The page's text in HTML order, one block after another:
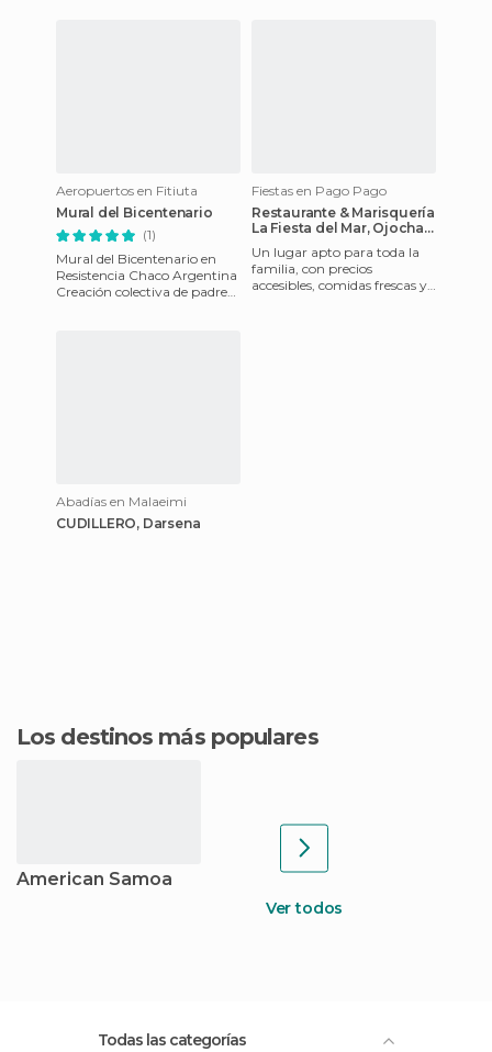
Aeropuertos en Fitiuta
Mural del Bicentenario
(1)
Mural del Bicentenario en
Resistencia Chaco Argentina
Creación colectiva de padres
Fiestas en Pago Pago
Restaurante & Marisquería
La Fiesta del Mar, Ojochal,
Un lugar apto para toda la
familia, con precios
accesibles, comidas frescas y
Abadías en Malaeimi
CUDILLERO, Darsena
Los destinos más populares
American Samoa
Ver todos
Todas las categorías